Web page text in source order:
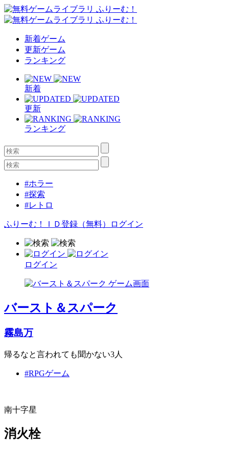
新着ゲーム
更新ゲーム
ランキング
新着
更新
ランキング
#ホラー
#探索
#レトロ
ふりーむ！ＩＤ登録（無料） ログイン
ログイン
バースト＆スパーク
霧島万
帰るなと言われても聞かない3人
#RPGゲーム
南十字星
消火栓